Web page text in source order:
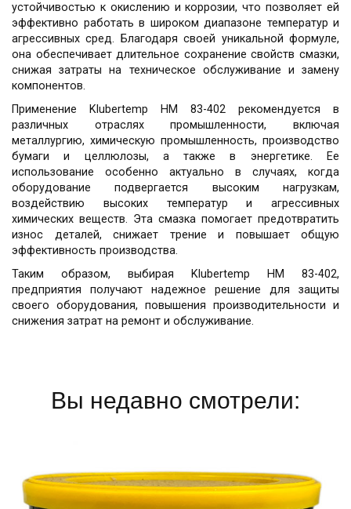
устойчивостью к окислению и коррозии, что позволяет ей
эффективно работать в широком диапазоне температур и
агрессивных сред. Благодаря своей уникальной формуле,
она обеспечивает длительное сохранение свойств смазки,
снижая затраты на техническое обслуживание и замену
компонентов.
Применение Klubertemp HM 83-402 рекомендуется в
различных отраслях промышленности, включая
металлургию, химическую промышленность, производство
бумаги и целлюлозы, а также в энергетике. Ее
использование особенно актуально в случаях, когда
оборудование подвергается высоким нагрузкам,
воздействию высоких температур и агрессивных
химических веществ. Эта смазка помогает предотвратить
износ деталей, снижает трение и повышает общую
эффективность производства.
Таким образом, выбирая Klubertemp HM 83-402,
предприятия получают надежное решение для защиты
своего оборудования, повышения производительности и
снижения затрат на ремонт и обслуживание.
Вы недавно смотрели: